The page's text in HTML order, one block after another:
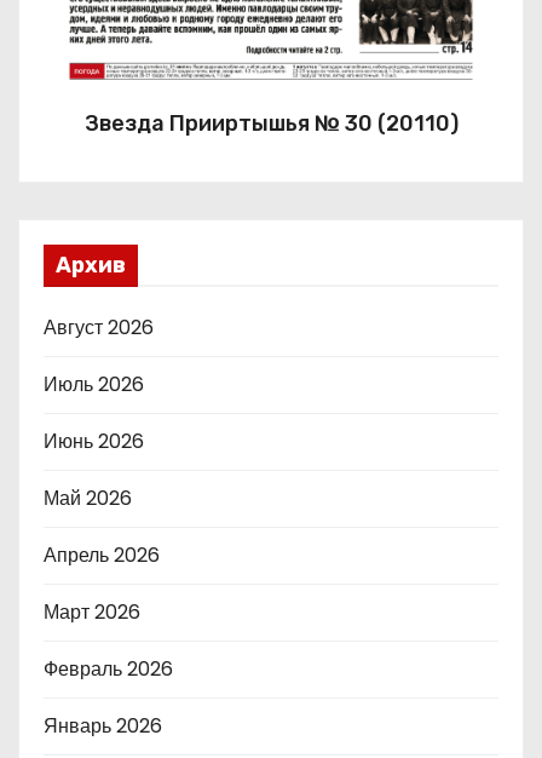
Звезда Прииртышья № 30 (20110)
Архив
Август 2026
Июль 2026
Июнь 2026
Май 2026
Апрель 2026
Март 2026
Февраль 2026
Январь 2026